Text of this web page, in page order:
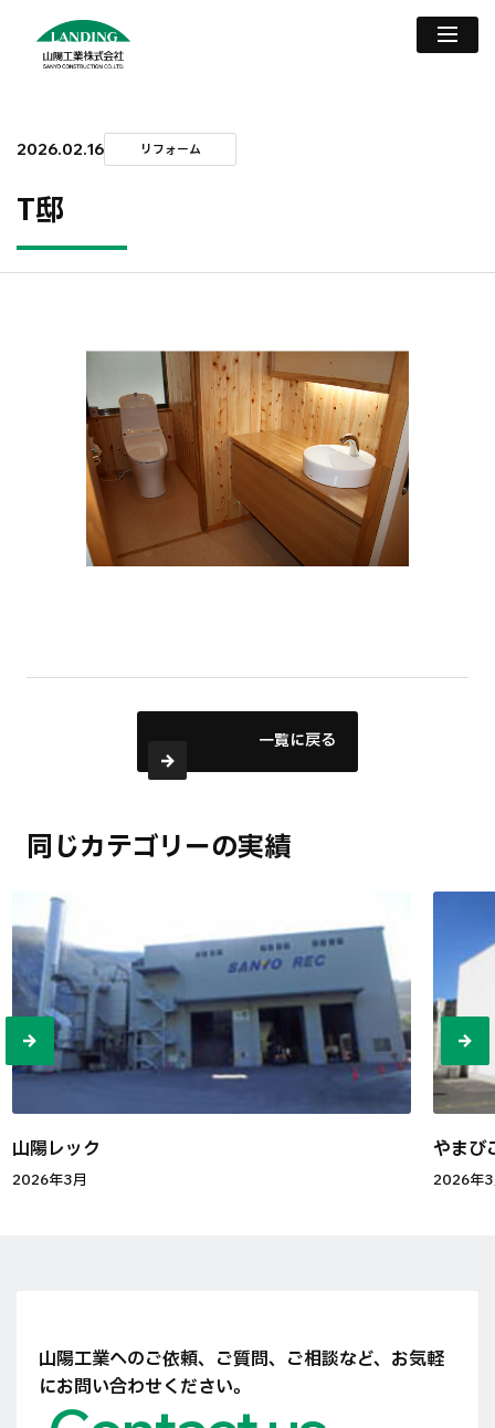
2026.02.16 リフォーム
T邸
一覧に戻る
同じカテゴリーの実績
山陽レック
2026年3月
やまび
2026年
山陽工業へのご依頼、ご質問、ご相談など、 お気軽
にお問い合わせください。